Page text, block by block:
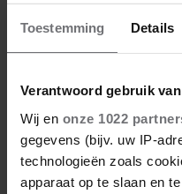
Toestemming Details
Verantwoord gebruik
Wij en onze 1022
gegevens (bijv. uw IP-
technologieën zoals
apparaat op te slaan en
26 juni 2025